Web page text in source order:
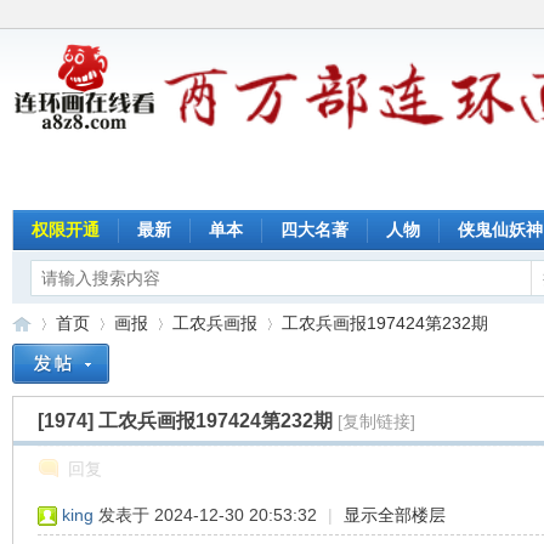
权限开通 最新 单本 四大名著 人物 侠鬼仙妖神
»
首页
›
画报
›
工农兵画报
›
工农兵画报197424第232期
[1974] 工农兵画报197424第232期 [复制链接]
回复
king 发表于 2024-12-30 20:53:32 | 显示全部楼层